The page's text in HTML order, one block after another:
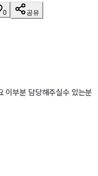
0 공유
이부분 담당해주실수 있는분